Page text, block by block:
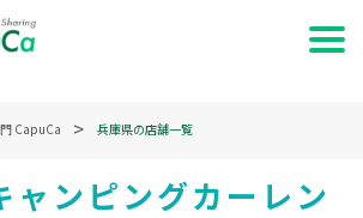
CapuCa 兵庫県の店舗一覧
ャンピングカーレン